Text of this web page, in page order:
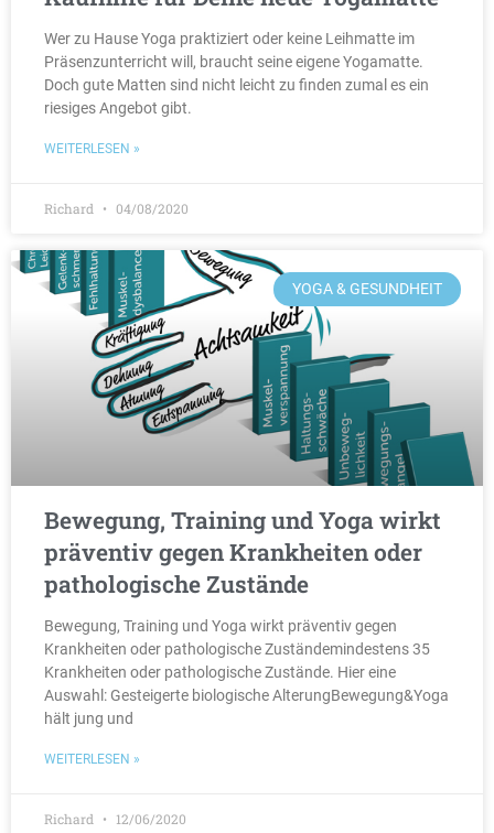
Wer zu Hause Yoga praktiziert oder keine Leihmatte im
Präsenzunterricht will, braucht seine eigene Yogamatte.
Doch gute Matten sind nicht leicht zu finden zumal es ein
riesiges Angebot gibt.
WEITERLESEN »
Richard 04/08/2020
YOGA & GESUNDHEIT
Bewegung, Training und Yoga wirkt
präventiv gegen Krankheiten oder
pathologische Zustände
Bewegung, Training und Yoga wirkt präventiv gegen
Krankheiten oder pathologische Zuständemindestens 35
Krankheiten oder pathologische Zustände. Hier eine
Auswahl: Gesteigerte biologische AlterungBewegung&Yoga
hält jung und
WEITERLESEN »
Richard 12/06/2020